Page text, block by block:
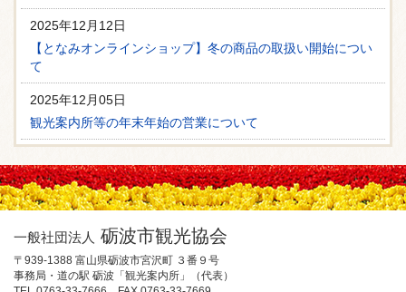
2025年12月12日
【となみオンラインショップ】冬の商品の取扱い開始につい
て
2025年12月05日
観光案内所等の年末年始の営業について
一般社団法人 砺波市観光協会
〒939-1388 富山県砺波市宮沢町 ３番９号
事務局・道の駅 砺波「観光案内所」（代表）